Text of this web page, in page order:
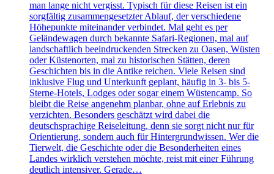
man lange nicht vergisst. Typisch für diese Reisen ist ein
sorgfältig zusammengesetzter Ablauf, der verschiedene
Höhepunkte miteinander verbindet. Mal geht es per
Geländewagen durch bekannte Safari-Regionen, mal auf
landschaftlich beeindruckenden Strecken zu Oasen, Wüsten
oder Küstenorten, mal zu historischen Stätten, deren
Geschichten bis in die Antike reichen. Viele Reisen sind
inklusive Flug und Unterkunft geplant, häufig in 3- bis 5-
Sterne-Hotels, Lodges oder sogar einem Wüstencamp. So
bleibt die Reise angenehm planbar, ohne auf Erlebnis zu
verzichten. Besonders geschätzt wird dabei die
deutschsprachige Reiseleitung, denn sie sorgt nicht nur für
Orientierung, sondern auch für Hintergrundwissen. Wer die
Tierwelt, die Geschichte oder die Besonderheiten eines
Landes wirklich verstehen möchte, reist mit einer Führung
deutlich intensiver. Gerade…